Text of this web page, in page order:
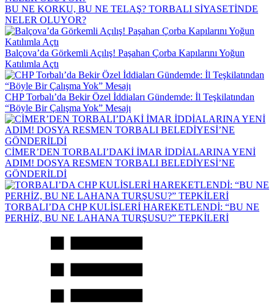
BU NE KORKU, BU NE TELAŞ? TORBALI SİYASETİNDE
NELER OLUYOR?
Balçova’da Görkemli Açılış! Paşahan Çorba Kapılarını Yoğun
Katılımla Açtı
CHP Torbalı’da Bekir Özel İddiaları Gündemde: İl Teşkilatından
“Böyle Bir Çalışma Yok” Mesajı
CİMER’DEN TORBALI’DAKİ İMAR İDDİALARINA YENİ
ADIM! DOSYA RESMEN TORBALI BELEDİYESİ’NE
GÖNDERİLDİ
TORBALI’DA CHP KULİSLERİ HAREKETLENDİ: “BU NE
PERHİZ, BU NE LAHANA TURŞUSU?” TEPKİLERİ